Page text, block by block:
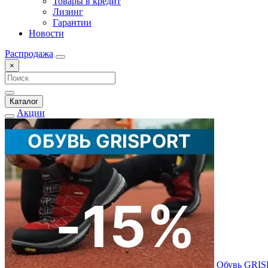
Лизинг
Гарантии
Новости
Распродажа
×
Каталог
Акции
Обувь